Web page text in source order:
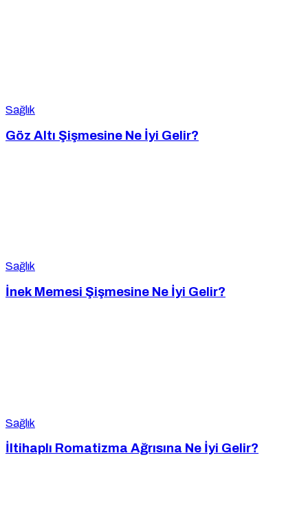
Sağlık
Göz Altı Şişmesine Ne İyi Gelir?
Sağlık
İnek Memesi Şişmesine Ne İyi Gelir?
Sağlık
İltihaplı Romatizma Ağrısına Ne İyi Gelir?